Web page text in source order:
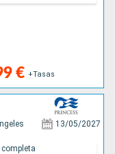
€ +Tasas
13/05/2027